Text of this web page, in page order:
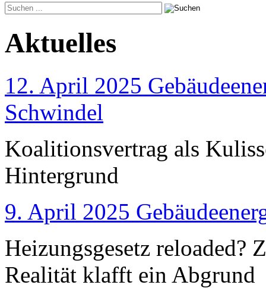
Aktuelles
12. April 2025
Schwindel
Koalitionsvertrag als
Hintergrund
9. April 2025
Heizungsgesetz reloaded?
Realität klafft ein Abgrund